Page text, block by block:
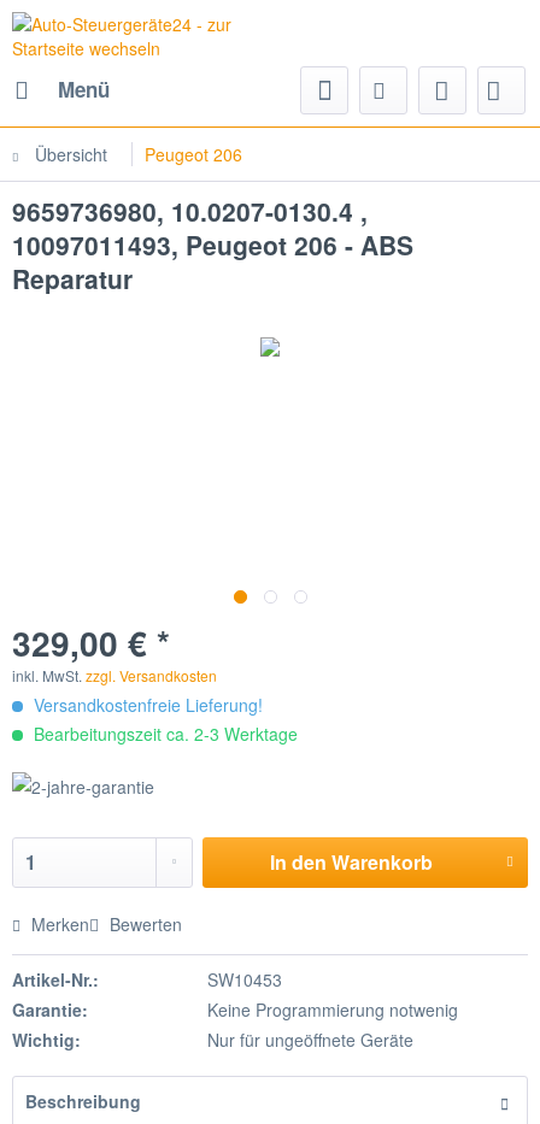
Menü
Übersicht Peugeot 206
9659736980, 10.0207-0130.4 ,
10097011493, Peugeot 206 - ABS
Reparatur
329,00 € *
inkl. MwSt. zzgl. Versandkosten
Versandkostenfreie Lieferung!
Bearbeitungszeit ca. 2-3 Werktage
In den Warenkorb
Merken Bewerten
Artikel-Nr.:
SW10453
Garantie:
Keine Programmierung notwenig
Wichtig:
Nur für ungeöffnete Geräte
Beschreibung